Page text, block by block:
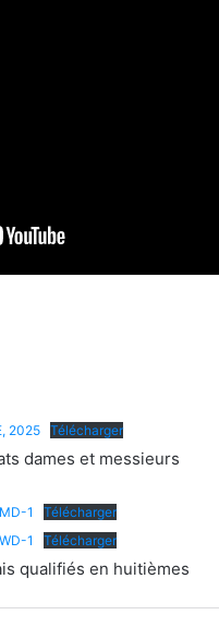
2025 Télécharger
dames et messieurs
1
Télécharger
1
Télécharger
qualifiés en huitièmes